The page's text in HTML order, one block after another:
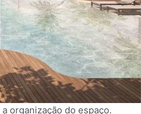
organização do espaço.